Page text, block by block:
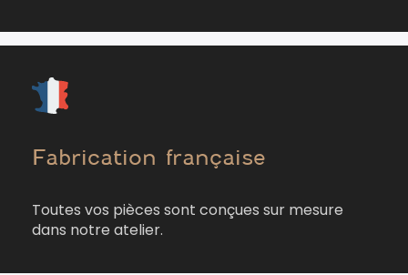
Fabrication française
Toutes vos pièces sont conçues sur mesure
dans notre atelier.